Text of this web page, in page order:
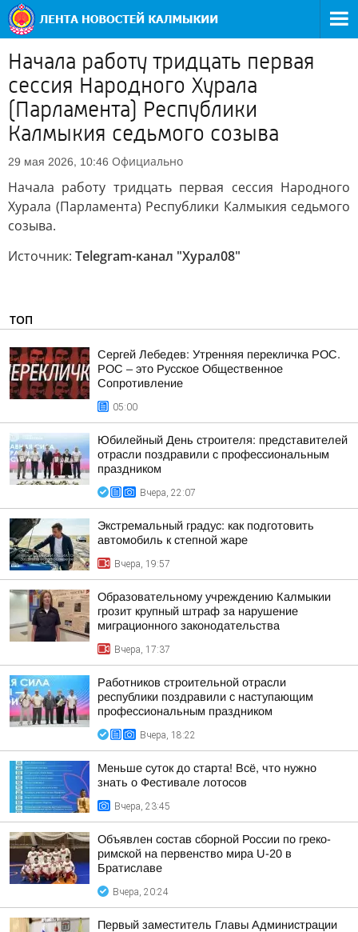
Начала работу тридцать первая
сессия Народного Хурала
(Парламента) Республики
Калмыкия седьмого созыва
29 мая 2026, 10:46 Официально
Начала работу тридцать первая сессия Народного
Хурала (Парламента) Республики Калмыкия седьмого
созыва.
Источник: Telegram-канал "Хурал08"
ТОП
Сергей Лебедев: Утренняя перекличка РОС.
РОС – это Русское Общественное
Сопротивление
05:00
Юбилейный День строителя: представителей
отрасли поздравили с профессиональным
праздником
Вчера, 22:07
Экстремальный градус: как подготовить
автомобиль к степной жаре
Вчера, 19:57
Образовательному учреждению Калмыкии
грозит крупный штраф за нарушение
миграционного законодательства
Вчера, 17:37
Работников строительной отрасли
республики поздравили с наступающим
профессиональным праздником
Вчера, 18:22
Меньше суток до старта! Всё, что нужно
знать о Фестивале лотосов
Вчера, 23:45
Объявлен состав сборной России по греко-
римской на первенство мира U-20 в
Братиславе
Вчера, 20:24
Первый заместитель Главы Администрации